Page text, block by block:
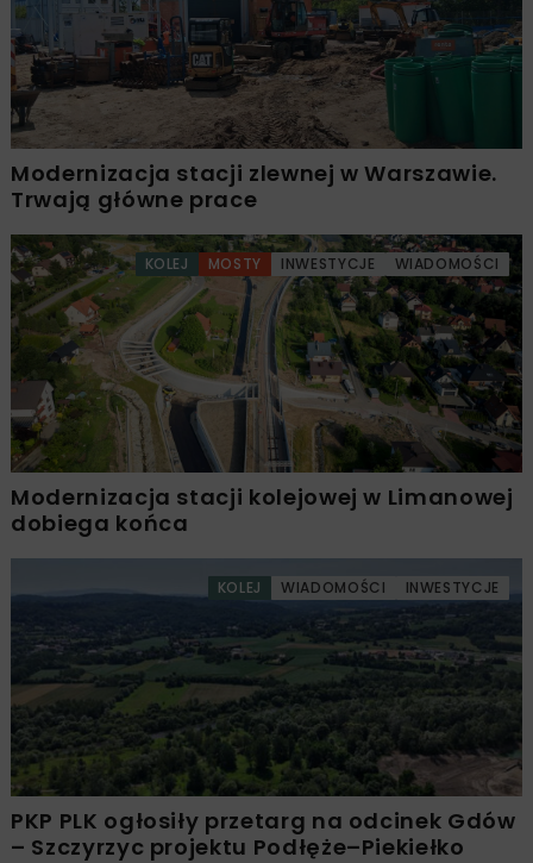
Modernizacja stacji zlewnej w Warszawie.
Trwają główne prace
KOLEJ MOSTY INWESTYCJE WIADOMOŚCI
Modernizacja stacji kolejowej w Limanowej
dobiega końca
KOLEJ WIADOMOŚCI INWESTYCJE
PKP PLK ogłosiły przetarg na odcinek Gdów
– Szczyrzyc projektu Podłęże–Piekiełko